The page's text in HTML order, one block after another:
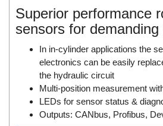
Dold Vietnam
Dongdo Tech
Donghwa Valve
Dongkun
Dosing Pump
DR. NEUMANN Peltier-Technik
Driesen Kern
Superior performance
sensors for
In in-cylinder applications the
electronics can be easily
the hydraulic circuit
Multi-position measurement
LEDs for sensor status &
Outputs: CANbus, Profibus,